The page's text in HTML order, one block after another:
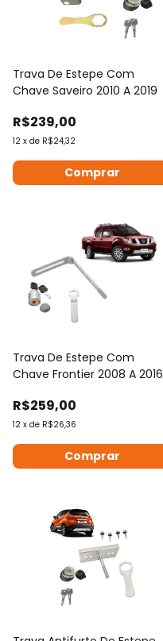
Trava De Estepe Com
Chave Saveiro 2010 A 2019
R$239,00
12 x de R$24,32
Trava De Estepe Com
Chave Frontier 2008 A 2016
R$259,00
12 x de R$26,36